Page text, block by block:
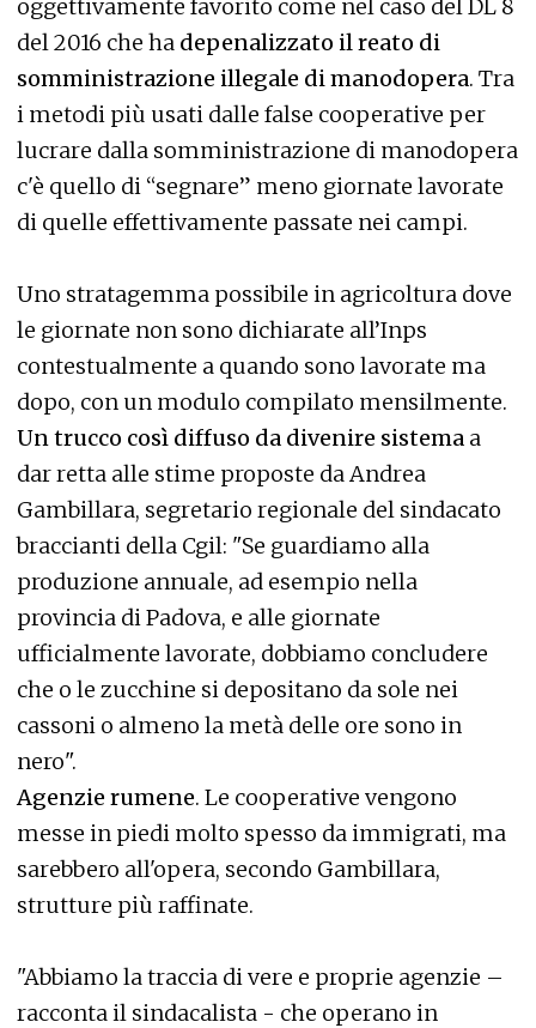
oggettivamente favorito come nel caso del DL 8
del 2016 che ha depenalizzato il reato di
somministrazione illegale di manodopera. Tra
i metodi più usati dalle false cooperative per
lucrare dalla somministrazione di manodopera
c'è quello di “segnare” meno giornate lavorate
di quelle effettivamente passate nei campi.
Uno stratagemma possibile in agricoltura dove
le giornate non sono dichiarate all’Inps
contestualmente a quando sono lavorate ma
dopo, con un modulo compilato mensilmente.
Un trucco così diffuso da divenire sistema a
dar retta alle stime proposte da Andrea
Gambillara, segretario regionale del sindacato
braccianti della Cgil: "Se guardiamo alla
produzione annuale, ad esempio nella
provincia di Padova, e alle giornate
ufficialmente lavorate, dobbiamo concludere
che o le zucchine si depositano da sole nei
cassoni o almeno la metà delle ore sono in
nero".
Agenzie rumene. Le cooperative vengono
messe in piedi molto spesso da immigrati, ma
sarebbero all'opera, secondo Gambillara,
strutture più raffinate.
"Abbiamo la traccia di vere e proprie agenzie –
racconta il sindacalista - che operano in